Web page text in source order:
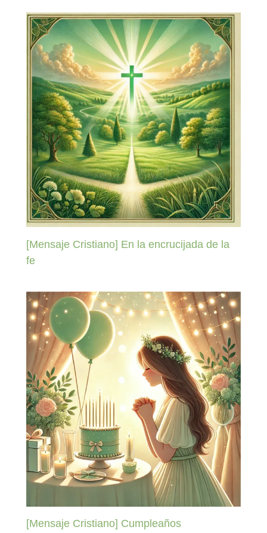
[Mensaje Cristiano] En la encrucijada de la
fe
[Mensaje Cristiano] Cumpleaños